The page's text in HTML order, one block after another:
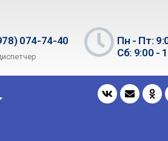
074-74-40
Пн - Пт:
Сб: 9:00 -